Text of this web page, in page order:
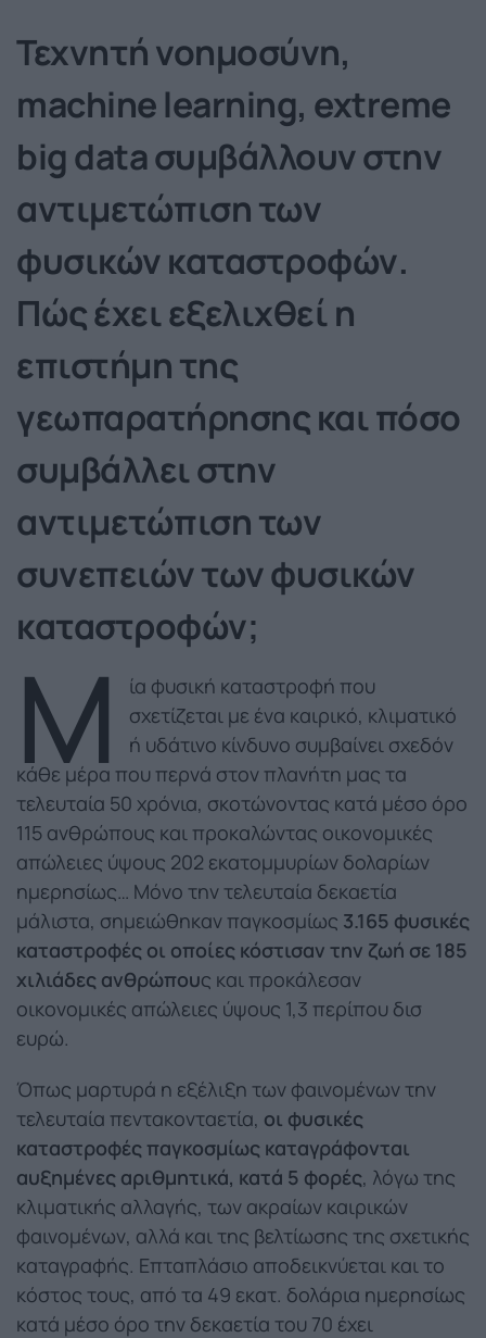
Τεχνητή νοημοσύνη,
machine learning, extreme
big data συμβάλλουν στην
αντιμετώπιση των
φυσικών καταστροφών.
Πώς έχει εξελιχθεί η
επιστήμη της
γεωπαρατήρησης και πόσο
συμβάλλει στην
αντιμετώπιση των
συνεπειών των φυσικών
καταστροφών;
Μ
ία φυσική καταστροφή που
σχετίζεται με ένα καιρικό, κλιματικό
ή υδάτινο κίνδυνο συμβαίνει σχεδόν
κάθε μέρα που περνά στον πλανήτη μας τα
τελευταία 50 χρόνια, σκοτώνοντας κατά μέσο όρο
115 ανθρώπους και προκαλώντας οικονομικές
απώλειες ύψους 202 εκατομμυρίων δολαρίων
ημερησίως… Μόνο την τελευταία δεκαετία
μάλιστα, σημειώθηκαν παγκοσμίως 3.165 φυσικές
καταστροφές οι οποίες κόστισαν την ζωή σε 185
χιλιάδες ανθρώπους και προκάλεσαν
οικονομικές απώλειες ύψους 1,3 περίπου δισ
ευρώ.
Όπως μαρτυρά η εξέλιξη των φαινομένων την
τελευταία πεντακονταετία, οι φυσικές
καταστροφές παγκοσμίως καταγράφονται
αυξημένες αριθμητικά, κατά 5 φορές, λόγω της
κλιματικής αλλαγής, των ακραίων καιρικών
φαινομένων, αλλά και της βελτίωσης της σχετικής
καταγραφής. Επταπλάσιο αποδεικνύεται και το
κόστος τους, από τα 49 εκατ. δολάρια ημερησίως
κατά μέσο όρο την δεκαετία του 70 έχει